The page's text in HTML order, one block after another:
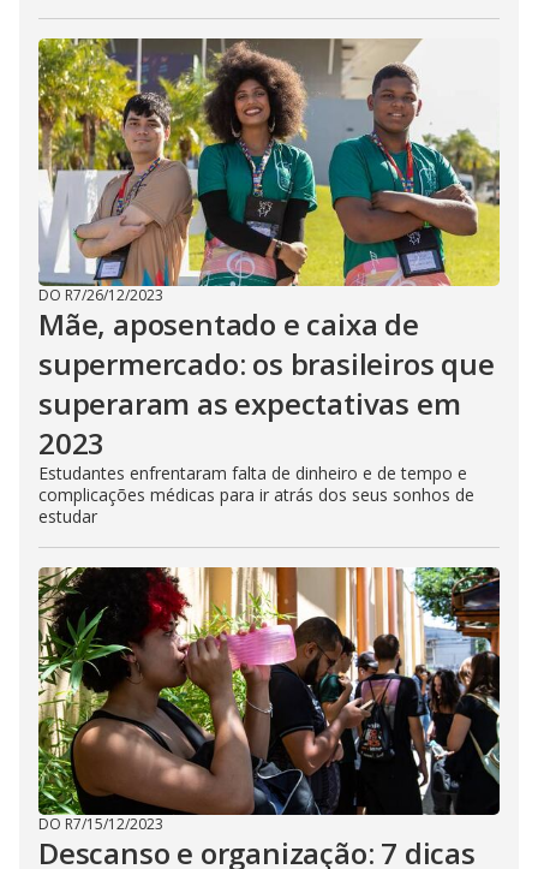
DO R7/26/12/2023
Mãe, aposentado e caixa de
supermercado: os brasileiros que
superaram as expectativas em
2023
Estudantes enfrentaram falta de dinheiro e de tempo e
complicações médicas para ir atrás dos seus sonhos de
estudar
DO R7/15/12/2023
Descanso e organização: 7 dicas